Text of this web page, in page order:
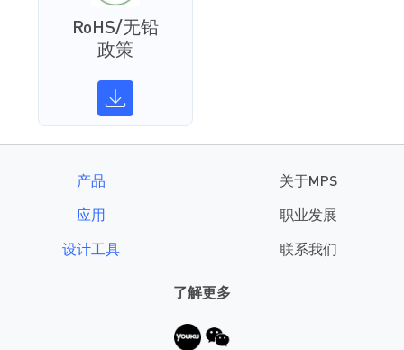
RoHS/无铅
政策
产品
应用
设计工具
关于MPS
职业发展
联系我们
了解更多